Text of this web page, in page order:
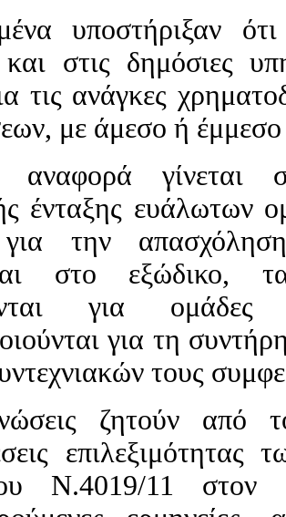
υποστήριξαν
στις δημόσιες
τις ανάγκες
με άμεσο ή
αναφορά
ένταξης
για την
στο εξώδικο,
για ομάδες
για τη
τους
ζητούν από
επιλεξιμότητας
Ν.4019/11 στον